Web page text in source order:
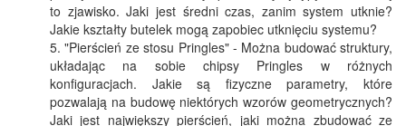
to zjawisko. Jaki jest średni czas, zanim system utknie?
Jakie kształty butelek mogą zapobiec utknięciu systemu?
"Pierścień ze stosu Pringles" - Można budować struktury,
układając na sobie chipsy Pringles w różnych
konfiguracjach. Jakie są fizyczne parametry, które
pozwalają na budowę niektórych wzorów geometrycznych?
Jaki jest największy pierścień, jaki można zbudować ze